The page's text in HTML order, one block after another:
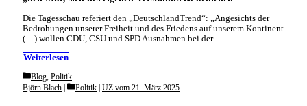
Die Tagesschau referiert den „DeutschlandTrend“: „Angesichts der
Bedrohungen unserer Freiheit und des Friedens auf unserem Kontinent
(…) wollen CDU, CSU und SPD Ausnahmen bei der …
Weiterlesen
Categories
Blog, Politik
Björn Blach Categories
Politik UZ vom 21. März 2025